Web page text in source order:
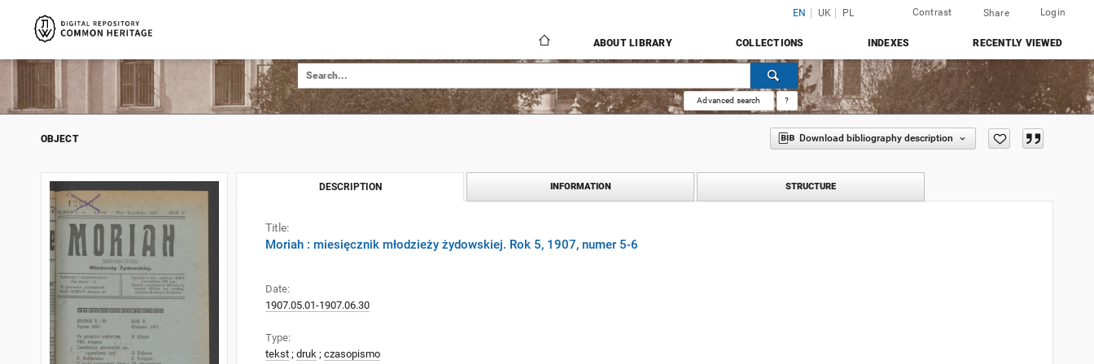
EN UK PL Contrast Share Login
ABOUT LIBRARY COLLECTIONS INDEXES RECENTLY VIEWED
Advanced search ?
OBJECT Download bibliography description
DESCRIPTION INFORMATION STRUCTURE
Title:
Moriah : miesięcznik młodzieży żydowskiej. Rok 5, 1907, numer 5-6
Date:
1907.05.01-1907.06.30
Type:
tekst ; druk ; czasopismo